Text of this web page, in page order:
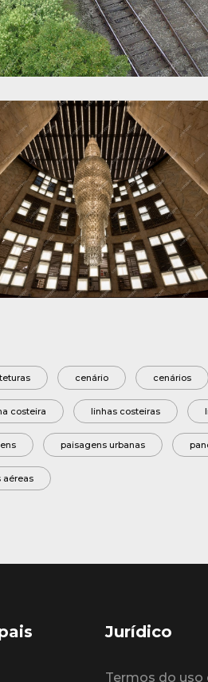
cenário cenários
costeira linhas costeiras
paisagens urbanas
aéreas
Jurídico
Termos do uso